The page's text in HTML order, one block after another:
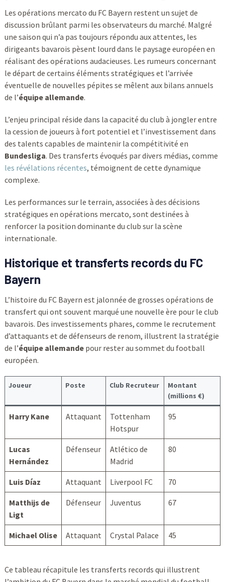
Les opérations mercato du FC Bayern restent un sujet de
discussion brûlant parmi les observateurs du marché. Malgré
une saison qui n’a pas toujours répondu aux attentes, les
dirigeants bavarois pèsent lourd dans le paysage européen en
réalisant des opérations audacieuses. Les rumeurs concernant
le départ de certains éléments stratégiques et l’arrivée
éventuelle de nouvelles pépites se mêlent aux bilans annuels
de l’équipe allemande.
L’enjeu principal réside dans la capacité du club à jongler entre
la cession de joueurs à fort potentiel et l’investissement dans
des talents capables de maintenir la compétitivité en
Bundesliga. Des transferts évoqués par divers médias, comme
les révélations récentes, témoignent de cette dynamique
complexe.
Les performances sur le terrain, associées à des décisions
stratégiques en opérations mercato, sont destinées à
renforcer la position dominante du club sur la scène
internationale.
Historique et transferts records du FC
Bayern
L’histoire du FC Bayern est jalonnée de grosses opérations de
transfert qui ont souvent marqué une nouvelle ère pour le club
bavarois. Des investissements phares, comme le recrutement
d’attaquants et de défenseurs de renom, illustrent la stratégie
de l’équipe allemandepour rester au sommet du football
européen.
Joueur Poste Club Recruteur
Montant
(millions €)
Harry Kane Attaquant
Tottenham
Hotspur
95
Lucas
Hernández
Défenseur
Atlético de
Madrid
80
Luis Díaz Attaquant Liverpool FC 70
Matthijs de
Ligt
Défenseur Juventus 67
Michael Olise Attaquant Crystal Palace 45
Ce tableau récapitule les transferts records qui illustrent